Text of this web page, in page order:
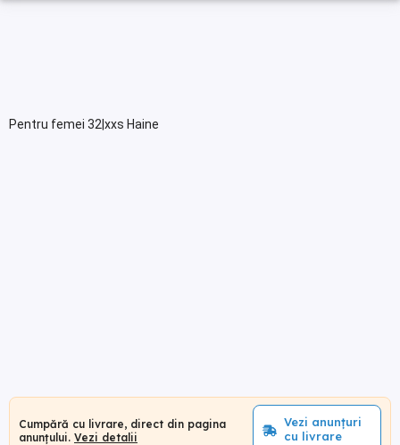
Pentru femei 32|xxs Haine
Cumpără cu livrare, direct din pagina
anunțului. Vezi detalii
Vezi anunțuri
cu livrare